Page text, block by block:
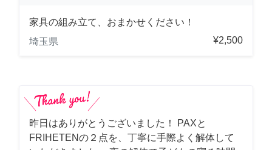
家具の組み立て、おまかせください！
埼玉県
¥2,500
昨日はありがとうございました！ PAXと
FRIHETENの２点を、丁寧に手際よく解体して